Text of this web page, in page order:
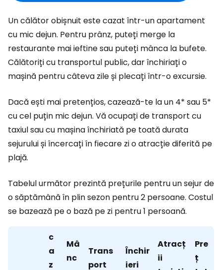
Un călător obișnuit este cazat într-un apartament
cu mic dejun. Pentru prânz, puteți merge la
restaurante mai ieftine sau puteți mânca la bufete.
Călătoriți cu transportul public, dar închiriați o
mașină pentru câteva zile și plecați într-o excursie.
Dacă ești mai pretențios, cazează-te la un 4* sau 5*
cu cel puțin mic dejun. Vă ocupați de transport cu
taxiul sau cu mașina închiriată pe toată durata
sejurului și încercați în fiecare zi o atracție diferită pe
plajă.
Tabelul următor prezintă prețurile pentru un sejur de
o săptămână în plin sezon pentru 2 persoane. Costul
se bazează pe o bază pe zi pentru 1 persoană.
c
a
z
Mâ
nc
Trans
port
Închir
ieri
Atracț
ii
Pre
ț